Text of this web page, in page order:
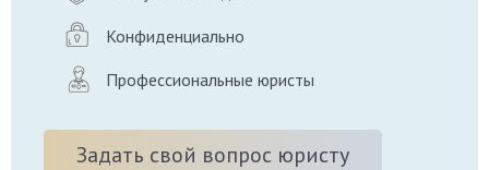
Конфиденциально
Профессиональные юристы
Задать свой вопрос юристу